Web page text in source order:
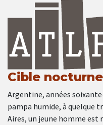
Cible nocturne
Argentine, années
pampa humide, à quelque
Aires, un jeune homme est